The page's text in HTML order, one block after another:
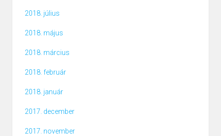
2018. július
2018. május
2018. március
2018. február
2018. január
2017. december
2017. november